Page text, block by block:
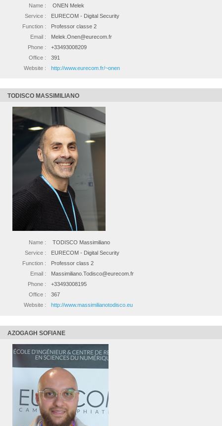
Name :
ONEN Melek
Service :
EURECOM - Digital Security
Function :
Professor classe 2
Email :
Melek.Onen@eurecom.fr
Phone :
+33493008209
Office :
391
Website :
http://www.eurecom.fr/~onen
TODISCO MASSIMILIANO
Name :
TODISCO Massimiliano
Service :
EURECOM - Digital Security
Function :
Professor class 2
Email :
Massimiliano.Todisco@eurecom.fr
Phone :
+33493008195
Office :
367
Website :
http://www.massimilianotodisco.eu
AZOGAGH SOFIANE